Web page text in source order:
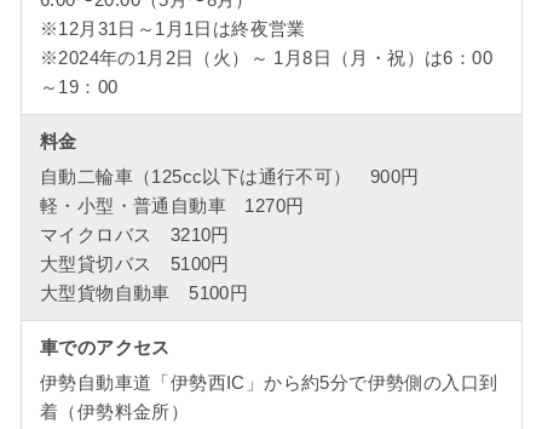
※12月31日～1月1日は終夜営業
※2024年の1月2日（火）～ 1月8日（月・祝）は6：00
～19：00
料金
自動二輪車（125cc以下は通行不可） 900円
軽・小型・普通自動車 1270円
マイクロバス 3210円
大型貸切バス 5100円
大型貨物自動車 5100円
車でのアクセス
伊勢自動車道「伊勢西IC」から約5分で伊勢側の入口到
着（伊勢料金所）